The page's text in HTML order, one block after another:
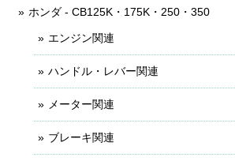
ホンダ - CB125K・175K・250・350
エンジン関連
ハンドル・レバー関連
メーター関連
ブレーキ関連